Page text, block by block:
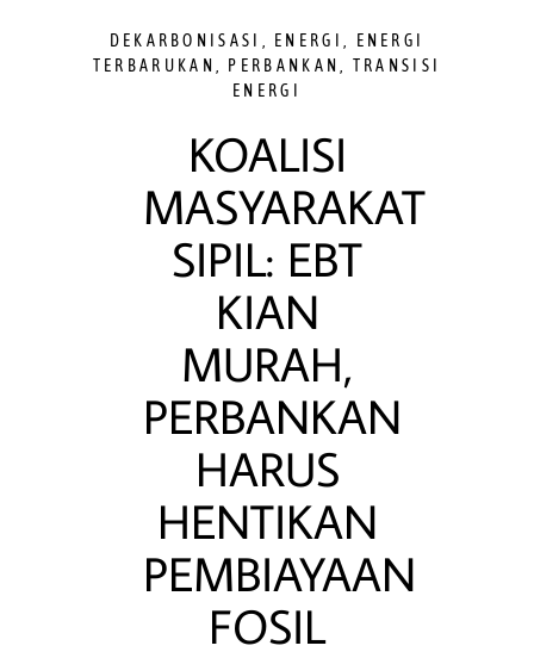
DEKARBONISASI ENERGI
ENERGI
TERBARUKAN
PERBANKAN
TRANSISI
ENERGI
KOALISI
MASYARAKAT
SIPIL: EBT
KIAN
MURAH,
PERBANKAN
HARUS
HENTIKAN
PEMBIAYAAN
FOSIL